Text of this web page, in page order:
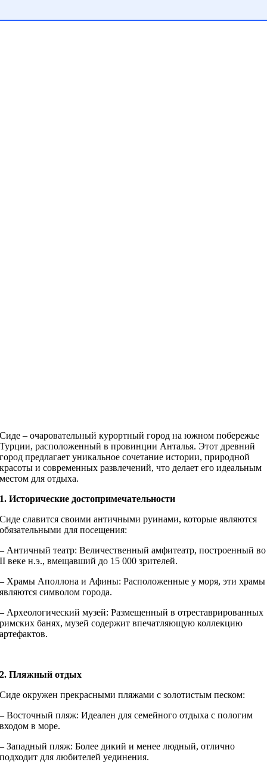
Сиде – очаровательный курортный город на южном побережье
Турции, расположенный в провинции Анталья. Этот древний
город предлагает уникальное сочетание истории, природной
красоты и современных развлечений, что делает его идеальным
местом для отдыха.
1. Исторические достопримечательности
Сиде славится своими античными руинами, которые являются
обязательными для посещения:
– Античный театр: Величественный амфитеатр, построенный во
II веке н.э., вмещавший до 15 000 зрителей.
– Храмы Аполлона и Афины: Расположенные у моря, эти храмы
являются символом города.
– Археологический музей: Размещенный в отреставрированных
римских банях, музей содержит впечатляющую коллекцию
артефактов.
2. Пляжный отдых
Сиде окружен прекрасными пляжами с золотистым песком:
– Восточный пляж: Идеален для семейного отдыха с пологим
входом в море.
– Западный пляж: Более дикий и менее людный, отлично
подходит для любителей уединения.